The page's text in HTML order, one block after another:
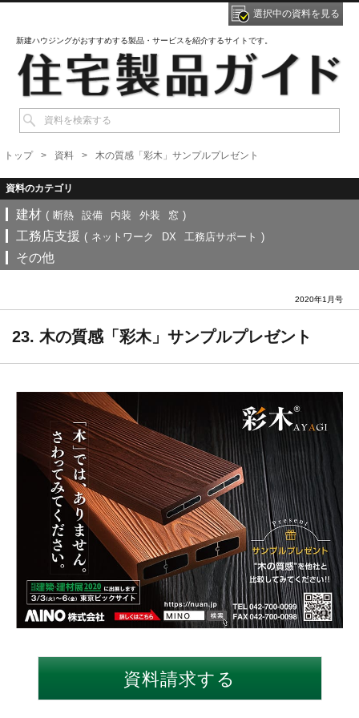
新建ハウジングがおすすめする製品・サービスを紹介するサイトです。
選択中の資料を見る
トップ 資料 木の質感「彩木」サンプルプレゼント
建材 ( 断熱 設備 内装 外装 窓 )
工務店支援 ( ネットワーク DX 工務店サポート )
その他
2020年1月号
23. 木の質感「彩木」サンプルプレゼント